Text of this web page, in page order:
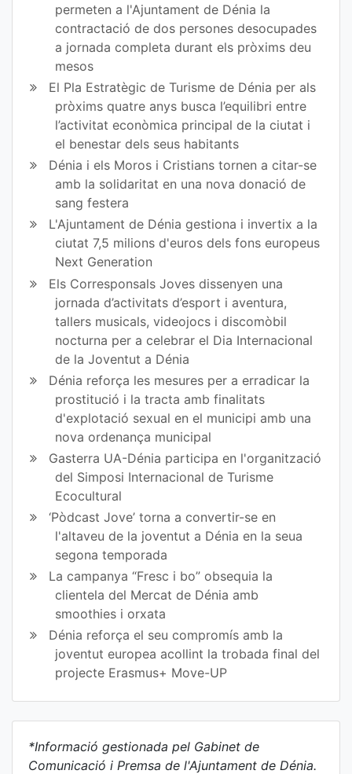
permeten a l'Ajuntament de Dénia la
contractació de dos persones desocupades
a jornada completa durant els pròxims deu
mesos
El Pla Estratègic de Turisme de Dénia per als
pròxims quatre anys busca l’equilibri entre
l’activitat econòmica principal de la ciutat i
el benestar dels seus habitants
Dénia i els Moros i Cristians tornen a citar-se
amb la solidaritat en una nova donació de
sang festera
L'Ajuntament de Dénia gestiona i invertix a la
ciutat 7,5 milions d'euros dels fons europeus
Next Generation
Els Corresponsals Joves dissenyen una
jornada d’activitats d’esport i aventura,
tallers musicals, videojocs i discomòbil
nocturna per a celebrar el Dia Internacional
de la Joventut a Dénia
Dénia reforça les mesures per a erradicar la
prostitució i la tracta amb finalitats
d'explotació sexual en el municipi amb una
nova ordenança municipal
Gasterra UA-Dénia participa en l'organització
del Simposi Internacional de Turisme
Ecocultural
‘Pòdcast Jove’ torna a convertir-se en
l'altaveu de la joventut a Dénia en la seua
segona temporada
La campanya “Fresc i bo” obsequia la
clientela del Mercat de Dénia amb
smoothies i orxata
Dénia reforça el seu compromís amb la
joventut europea acollint la trobada final del
projecte Erasmus+ Move-UP
*Informació gestionada pel Gabinet de
Comunicació i Premsa de l'Ajuntament de Dénia.